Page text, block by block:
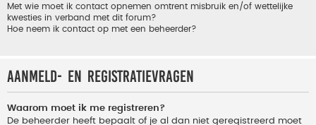
Met wie moet ik contact opnemen omtrent misbruik en/of wettelijke
kwesties in verband met dit forum?
Hoe neem ik contact op met een beheerder?
Aanmeld- en registratievragen
Waarom moet ik me registreren?
De beheerder heeft bepaalt of je al dan niet geregistreerd moet